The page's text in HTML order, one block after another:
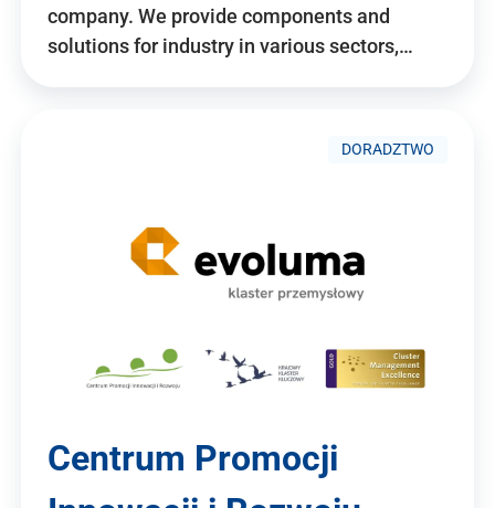
company. We provide components and
solutions for industry in various sectors,…
DORADZTWO
Centrum Promocji